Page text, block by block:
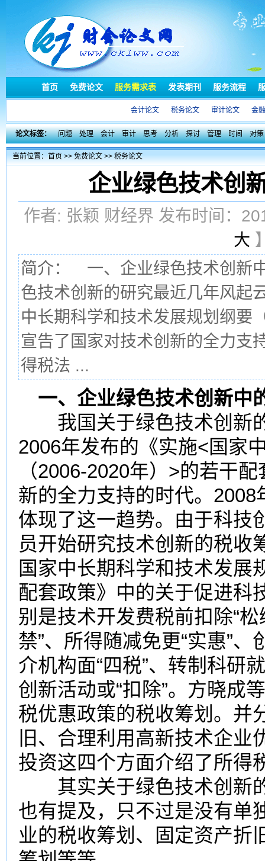
首页 免费论文 服务需求表 发表期刊 服务流程
会计论文 税务论文 审计论文 金
论文标签： 问题 处理 会计 审计 思考 分析 探讨 管理 时间 对策
当前位置：首页>>免费论文>>税务论文
企业绿色技术创
作者: 张颖 财经界 发布时间
大
简介： 一、企业绿色技术创
色技术创新的研究最近几年风起
中长期科学和技术发展规划纲要
宣告了国家对技术创新的全力支
得税法 ...
一、企业绿色技术创新中
我国关于绿色技术创新
2006年发布的《实施<国家
（2006-2020年）>的若干
新的全力支持的时代。2008
体现了这一趋势。由于科技
员开始研究技术创新的税收
国家中长期科学和技术发展
配套政策》中的关于促进科
别是技术开发费税前扣除“松
禁”、所得随减免更“实惠”、
介机构面“四税”、转制科研
创新活动或“扣除”。方晓成
税优惠政策的税收筹划。并
旧 、合理利用高新技术企业
投资这四个方面介绍了所得
其实关于绿色技术创新
也有提及，只不过是没有单
业的税收筹划、固定资产折